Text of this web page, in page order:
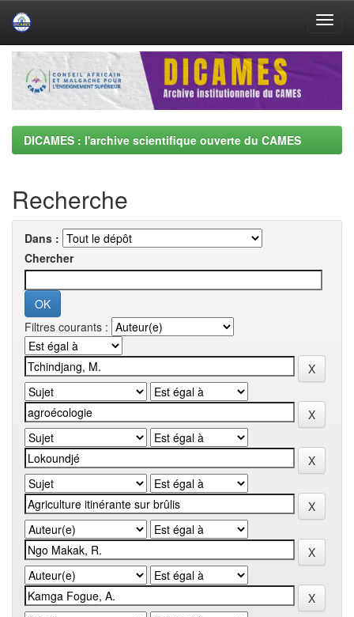
Skip
navigation
DICAMES : l'archive scientifique ouverte du CAMES
Recherche
Dans :
Chercher
Filtres courants :